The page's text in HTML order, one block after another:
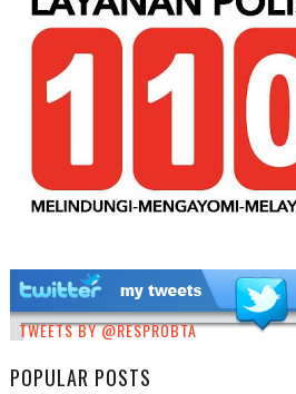
TWEETS BY @RESPROBTA
POPULAR POSTS